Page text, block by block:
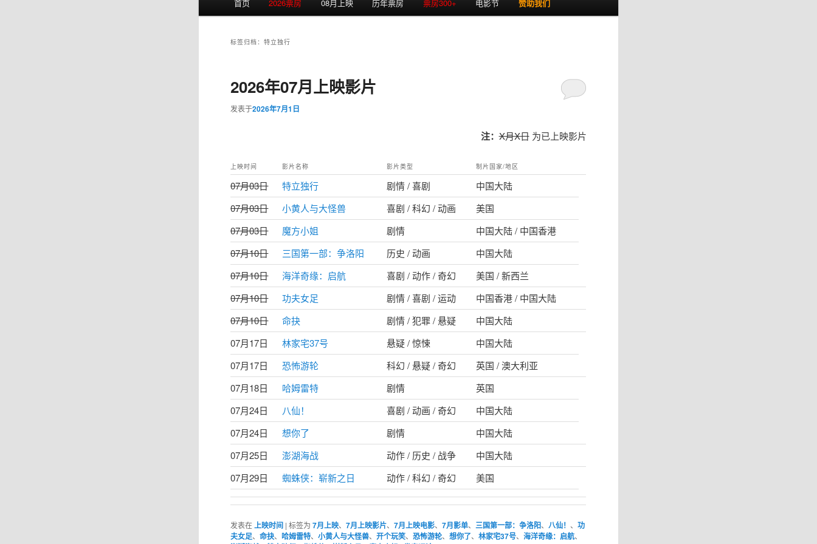
首页 2026票房 08月上映 历年票房 票房300+ 电影节 赞助我们
标签归档：特立独行
2026年07月上映影片
发表于2026年7月1日
注：X月X日为已上映影片
上映时间 影片名称 影片类型 制片国家/地区
07月03日 特立独行 剧情 / 喜剧
中国大陆
07月03日
小黄人与大怪兽 喜剧 / 科幻 / 动画
美国
07月03日
魔方小姐 剧情
中国大陆 / 中国香港
07月10日
三国第一部：争洛阳 历史 / 动画
中国大陆
07月10日
海洋奇缘：启航 喜剧 / 动作 / 奇幻
美国 / 新西兰
07月10日
功夫女足 剧情 / 喜剧 / 运动
中国香港 / 中国大陆
07月10日
命抉 剧情 / 犯罪 / 悬疑
中国大陆
07月17日
林家宅37号 悬疑 / 惊悚
中国大陆
07月17日
恐怖游轮 科幻 / 悬疑 / 奇幻
英国 / 澳大利亚
07月18日
哈姆雷特 剧情
英国
07月24日
八仙！ 喜剧 / 动画 / 奇幻
中国大陆
07月24日
想你了 剧情
中国大陆
07月25日
澎湖海战 动作 / 历史 / 战争
中国大陆
07月29日
蜘蛛侠：崭新之日 动作 / 科幻 / 奇幻 美国
发表在 上映时间 |标签为 7月上映、7月上映影片、7月上映电影、7月影单、 三国第一部：争洛阳、八仙！ 、功
夫女足、命抉、哈姆雷特、小黄人与大怪兽、开个玩笑、恐怖游轮、想你了、林家宅37号、海洋奇缘：启航、